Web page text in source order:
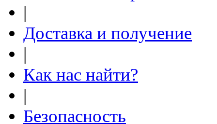
|
Доставка и получение
|
Как нас найти?
|
Безопасность